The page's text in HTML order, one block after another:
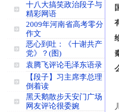
十八大搞笑政治段子与
精彩网语
2009年河南省高考零分
作文
恶心到吐：《十谢共产
党》？(图)
袁腾飞评论毛泽东语录
【段子】习主席李总理
倒着读
黑天鹅散步天安门广场
网友评论很委婉